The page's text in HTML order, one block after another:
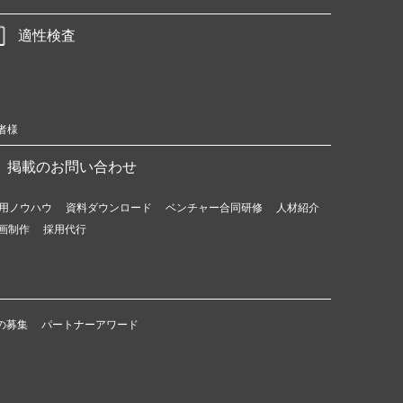
適性検査
様
掲載のお問い合わせ
ノウハウ 資料ダウンロード ベンチャー合同研修
人材紹介
制作
採用代行
募集 パートナーアワード